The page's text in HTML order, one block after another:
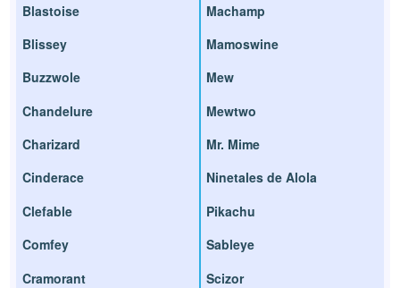
Blastoise
Blissey
Buzzwole
Chandelure
Charizard
Cinderace
Clefable
Comfey
Cramorant
Machamp
Mamoswine
Mew
Mewtwo
Mr. Mime
Ninetales de Alola
Pikachu
Sableye
Scizor